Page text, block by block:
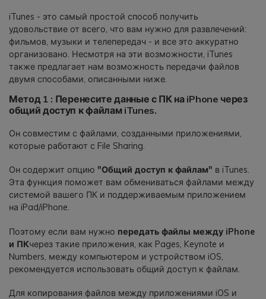
iTunes - это самый простой способ получить
удовольствие от всего, что вам нужно для развлечений:
фильмов, музыки и телепередач - и все это аккуратно
организовано. Несмотря на эти возможности, iTunes
также предлагает нам возможность передачи файлов
двумя способами, описанными ниже.
Метод 1 : Перенесите данные с ПК на iPhone через
общий доступ к файлам iTunes.
Он совместим с файлами, созданными приложениями,
которые работают с File Sharing.
Он содержит опцию "Общий доступ к файлам" в iTunes.
Эта функция поможет вам обмениваться файлами между
системой вашего ПК и поддерживаемым приложением
на iPad/iPhone.
Поэтому если вам нужно передать файлы между iPhone
и ПКчерез такие приложения, как Pages, Keynote и
Numbers, между компьютером и устройством iOS,
рекомендуется использовать общий доступ к файлам.
Для копирования файлов между приложениями iOS и